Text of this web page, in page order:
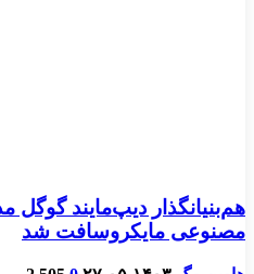
هم‌بنیانگذار دیپ‌مایند
مصنوعی مایکروسافت شد